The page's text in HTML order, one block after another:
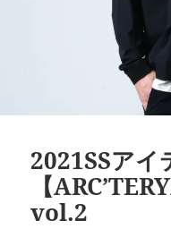
2021SSアイ
【
vol.2